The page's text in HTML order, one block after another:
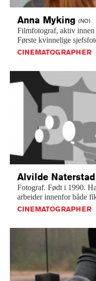
Anna Myking (NO)
Filmfotograf, aktiv innen
Første kvinnelige
CINEMATOGRAPHER
Alvilde Naterstad
Fotograf. Født i 1990.
arbeider innenfor både
CINEMATOGRAPHER